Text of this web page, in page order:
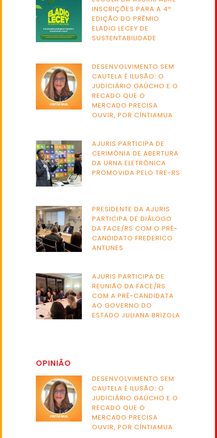
INSCRIÇÕES PARA A 4ª
EDIÇÃO DO PRÊMIO
ELADIO LECEY DE
SUSTENTABILIDADE
DESENVOLVIMENTO SEM
CAUTELA É ILUSÃO: O
JUDICIÁRIO GAÚCHO E O
RECADO QUE O
MERCADO PRECISA
OUVIR, POR CÍNTIAMUA
AJURIS PARTICIPA DE
CERIMÔNIA DE ABERTURA
DA URNA ELETRÔNICA
PROMOVIDA PELO TRE-RS
PRESIDENTE DA AJURIS
PARTICIPA DE DIÁLOGO
DA FACE/RS COM O PRÉ-
CANDIDATO FREDERICO
ANTUNES
AJURIS PARTICIPA DE
REUNIÃO DA FACE/RS
COM A PRÉ-CANDIDATA
AO GOVERNO DO
ESTADO JULIANA BRIZOLA
OPINIÃO
DESENVOLVIMENTO SEM
CAUTELA É ILUSÃO: O
JUDICIÁRIO GAÚCHO E O
RECADO QUE O
MERCADO PRECISA
OUVIR, POR CÍNTIAMUA